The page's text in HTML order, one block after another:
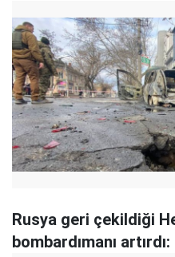
Rusya geri çekildiği
bombardımanı